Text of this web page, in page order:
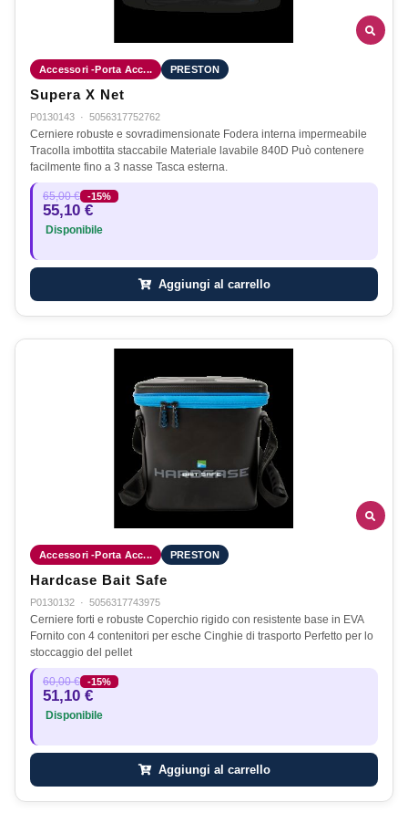
Accessori -Porta Acc... PRESTON
Supera X Net
P0130143 · 5056317752762
Cerniere robuste e sovradimensionate Fodera interna impermeabile
Tracolla imbottita staccabile Materiale lavabile 840D Può contenere
facilmente fino a 3 nasse Tasca esterna.
65,00 € -15%
55,10 €
Disponibile
Aggiungi al carrello
Accessori -Porta Acc... PRESTON
Hardcase Bait Safe
P0130132 · 5056317743975
Cerniere forti e robuste Coperchio rigido con resistente base in EVA
Fornito con 4 contenitori per esche Cinghie di trasporto Perfetto per lo
stoccaggio del pellet
60,00 € -15%
51,10 €
Disponibile
Aggiungi al carrello